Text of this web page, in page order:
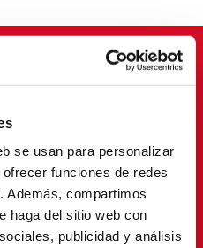
se usan para personalizar
funciones de redes
Además, compartimos
haga del sitio web con
publicidad y análisis